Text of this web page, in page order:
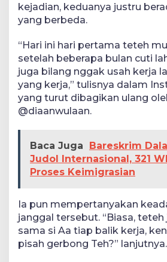
kejadian, keduanya justru
yang berbeda.
“Hari ini hari pertama teteh
setelah beberapa bulan cuti
juga bilang nggak usah kerja
yang kerja,” tulisnya dalam
yang turut dibagikan ulang
@diaanwulaan.
Baca Juga
Bareskrim
Judol Internasional, 321
Proses Keimigrasian
Ia pun mempertanyakan
janggal tersebut. “Biasa,
sama si Aa tiap balik kerja,
pisah gerbong Teh?” lanjutnya.